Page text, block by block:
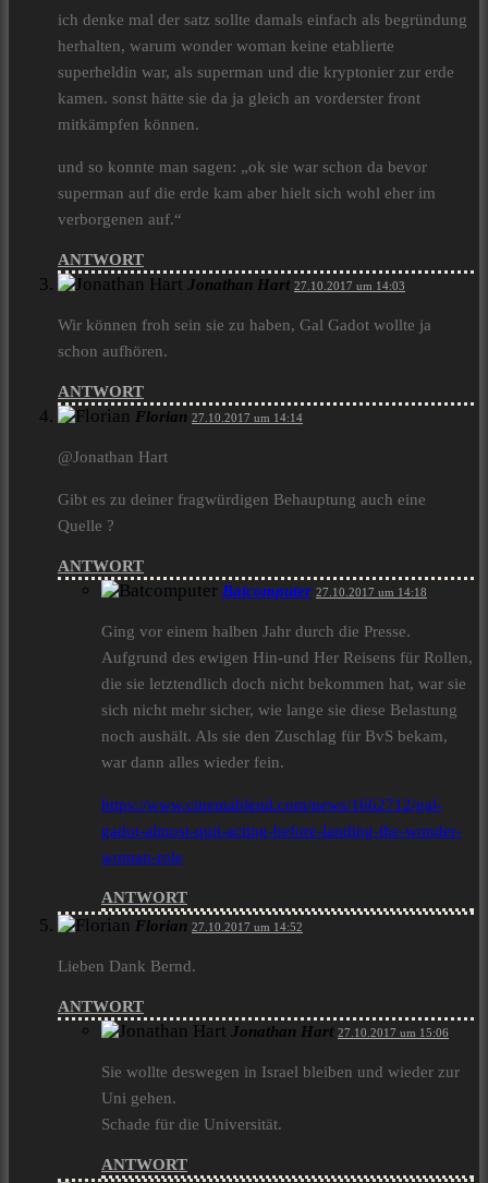
ich denke mal der satz sollte damals einfach als begründung
herhalten, warum wonder woman keine etablierte
superheldin war, als superman und die kryptonier zur erde
kamen. sonst hätte sie da ja gleich an vorderster front
mitkämpfen können.
und so konnte man sagen: „ok sie war schon da bevor
superman auf die erde kam aber hielt sich wohl eher im
verborgenen auf.“
ANTWORT
Jonathan Hart 27.10.2017 um 14:03
Wir können froh sein sie zu haben, Gal Gadot wollte ja
schon aufhören.
ANTWORT
Florian 27.10.2017 um 14:14
@Jonathan Hart
Gibt es zu deiner fragwürdigen Behauptung auch eine
Quelle ?
ANTWORT
Batcomputer 27.10.2017 um 14:18
Ging vor einem halben Jahr durch die Presse.
Aufgrund des ewigen Hin-und Her Reisens für Rollen,
die sie letztendlich doch nicht bekommen hat, war sie
sich nicht mehr sicher, wie lange sie diese Belastung
noch aushält. Als sie den Zuschlag für BvS bekam,
war dann alles wieder fein.
https://www.cinemablend.com/news/1662712/gal-
gadot-almost-quit-acting-before-landing-the-wonder-
woman-role
ANTWORT
Florian 27.10.2017 um 14:52
Lieben Dank Bernd.
ANTWORT
Jonathan Hart 27.10.2017 um 15:06
Sie wollte deswegen in Israel bleiben und wieder zur
Uni gehen.
Schade für die Universität.
ANTWORT